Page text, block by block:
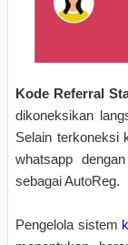
Kode Referral
dikoneksikan
Selain terkoneksi
whatsapp
sebagai AutoReg.
Pengelola sistem